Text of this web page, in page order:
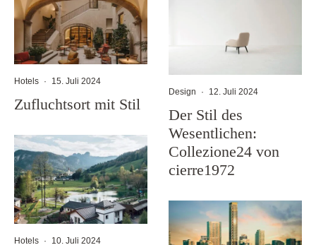
Hotels · 15. Juli 2024
Zufluchtsort mit Stil
Hotels · 10. Juli 2024
Design · 12. Juli 2024
Der Stil des
Wesentlichen:
Collezione24 von
cierre1972